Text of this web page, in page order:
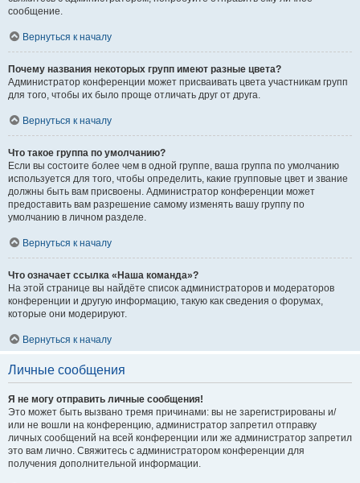
сообщение.
Вернуться к началу
Почему названия некоторых групп имеют разные цвета?
Администратор конференции может присваивать цвета участникам групп
для того, чтобы их было проще отличать друг от друга.
Вернуться к началу
Что такое группа по умолчанию?
Если вы состоите более чем в одной группе, ваша группа по умолчанию
используется для того, чтобы определить, какие групповые цвет и звание
должны быть вам присвоены. Администратор конференции может
предоставить вам разрешение самому изменять вашу группу по
умолчанию в личном разделе.
Вернуться к началу
Что означает ссылка «Наша команда»?
На этой странице вы найдёте список администраторов и модераторов
конференции и другую информацию, такую как сведения о форумах,
которые они модерируют.
Вернуться к началу
Личные сообщения
Я не могу отправить личные сообщения!
Это может быть вызвано тремя причинами: вы не зарегистрированы и/
или не вошли на конференцию, администратор запретил отправку
личных сообщений на всей конференции или же администратор запретил
это вам лично. Свяжитесь с администратором конференции для
получения дополнительной информации.